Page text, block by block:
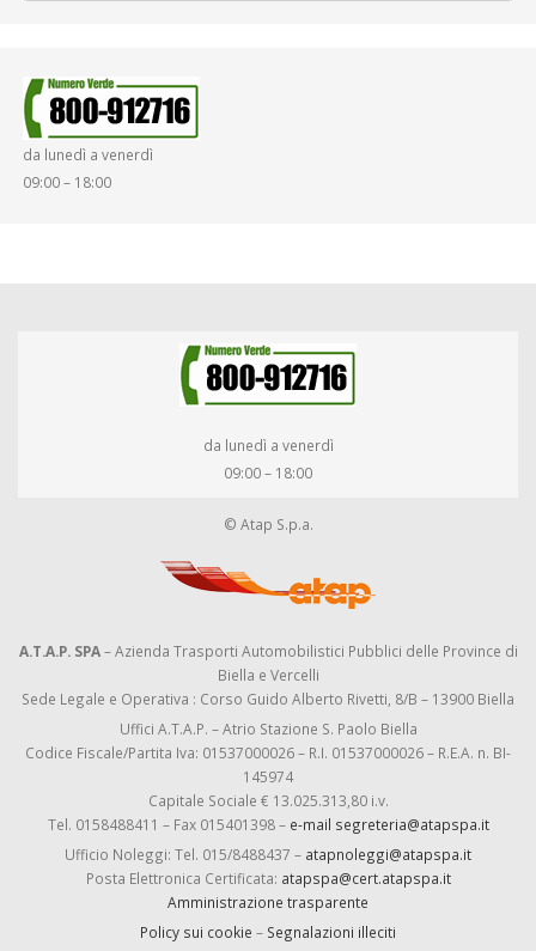
da lunedì a venerdì
09:00 – 18:00
da lunedì a venerdì
09:00 – 18:00
© Atap S.p.a.
A.T.A.P. SPA– Azienda Trasporti Automobilistici Pubblici delle Province di
Biella e Vercelli
Sede Legale e Operativa : Corso Guido Alberto Rivetti, 8/B – 13900 Biella
Uffici A.T.A.P. – Atrio Stazione S. Paolo Biella
Codice Fiscale/Partita Iva: 01537000026 – R.I. 01537000026 – R.E.A. n. BI-
145974
Capitale Sociale € 13.025.313,80 i.v.
Tel. 0158488411 – Fax 015401398 – e-mail segreteria@atapspa.it
Ufficio Noleggi: Tel. 015/8488437 – atapnoleggi@atapspa.it
Posta Elettronica Certificata: atapspa@cert.atapspa.it
Amministrazione trasparente
Policy sui cookie – Segnalazioni illeciti